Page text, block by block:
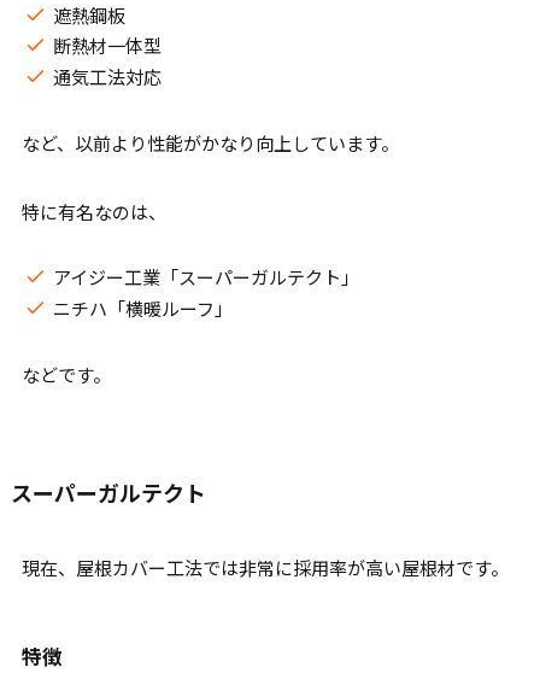
遮熱鋼板
断熱材一体型
通気工法対応
など、以前より性能がかなり向上しています。
特に有名なのは、
アイジー工業「スーパーガルテクト」
ニチハ「横暖ルーフ」
などです。
スーパーガルテクト
現在、屋根カバー工法では非常に採用率が高い屋根材です。
特徴